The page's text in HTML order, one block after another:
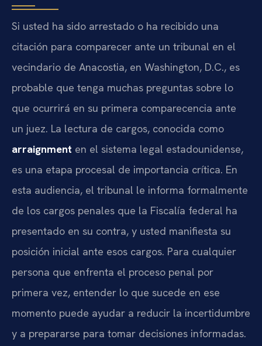
Si usted ha sido arrestado o ha recibido una
citación para comparecer ante un tribunal en el
vecindario de Anacostia, en Washington, D.C., es
probable que tenga muchas preguntas sobre lo
que ocurrirá en su primera comparecencia ante
un juez. La lectura de cargos, conocida como
arraignment en el sistema legal estadounidense,
es una etapa procesal de importancia crítica. En
esta audiencia, el tribunal le informa formalmente
de los cargos penales que la Fiscalía federal ha
presentado en su contra, y usted manifiesta su
posición inicial ante esos cargos. Para cualquier
persona que enfrenta el proceso penal por
primera vez, entender lo que sucede en ese
momento puede ayudar a reducir la incertidumbre
y a prepararse para tomar decisiones informadas.